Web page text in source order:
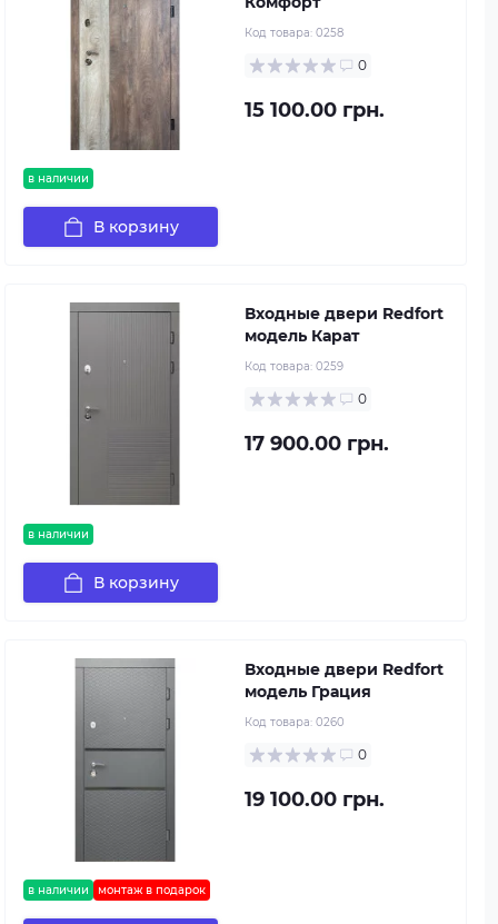
в наличии
Код товара: 0258
0
15 100.00 грн.
В корзину
в наличии
Входные двери Redfort
модель Карат
Код товара: 0259
0
17 900.00 грн.
В корзину
в наличии монтаж в подарок
Входные двери Redfort
модель Грация
Код товара: 0260
0
19 100.00 грн.